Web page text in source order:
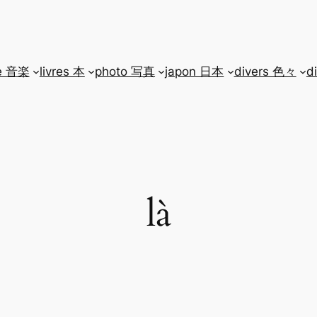
音楽 livres 本 photo 写真 japon 日本 divers 色々
là